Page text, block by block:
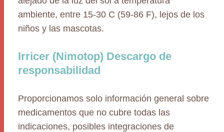
ambiente, entre 15-30 C (59-86 F), lejos de los
niños y las mascotas.
Irricer (Nimotop) Descargo de
responsabilidad
Proporcionamos solo información general sobre
medicamentos que no cubre todas las
indicaciones, posibles integraciones de